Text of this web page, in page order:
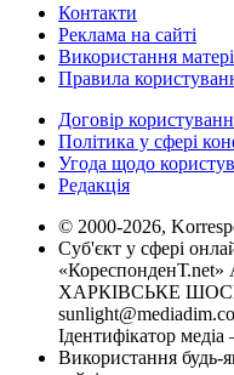
Контакти
Реклама на сайті
Використання
Правила
Договір
Політика у сфері
Угода щодо
Редакція
© 2000-2026,
Суб'єкт у сфері
«КореспонденТ.net»
ХАРКІВСЬКЕ ШОСЕ,
Ідентифікатор
Використання будь-